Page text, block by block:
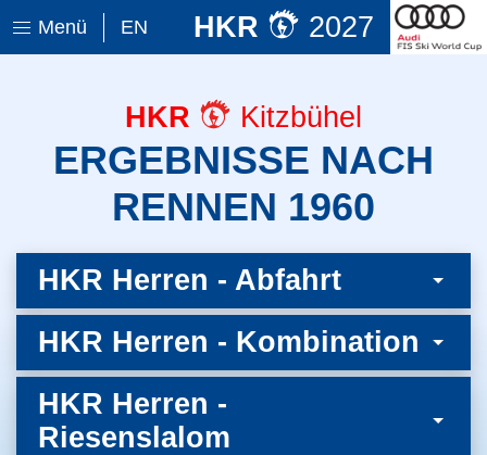
Menü EN HKR 2027
HKR Kitzbühel
ERGEBNISSE NACH
RENNEN 1960
HKR Herren - Abfahrt
HKR Herren - Kombination
HKR Herren -
Riesenslalom